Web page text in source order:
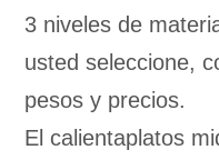
3 niveles de
usted seleccione,
pesos y precios.
El calientaplatos